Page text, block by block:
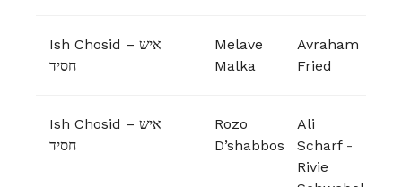
Ish Chosid – איש
חסיד
Melave
Malka
Avraham
Fried
Ish Chosid – איש
חסיד
Rozo
D’shabbos
Ali
Scharf-
Rivie